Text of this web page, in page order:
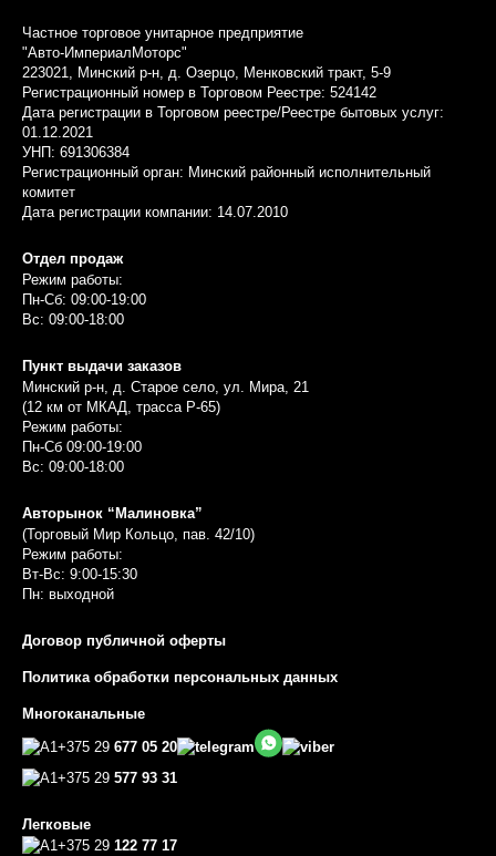
Частное торговое унитарное предприятие
"Авто-ИмпериалМоторс"
223021, Минский р-н, д. Озерцо, Менковский тракт, 5-9
Регистрационный номер в Торговом Реестре: 524142
Дата регистрации в Торговом реестре/Реестре бытовых услуг:
01.12.2021
УНП: 691306384
Регистрационный орган: Минский районный исполнительный
комитет
Дата регистрации компании: 14.07.2010
Отдел продаж
Режим работы:
Пн-Сб: 09:00-19:00
Вс: 09:00-18:00
Пункт выдачи заказов
Минский р-н, д. Старое село, ул. Мира, 21
(12 км от МКАД, трасса P-65)
Режим работы:
Пн-Сб 09:00-19:00
Вс: 09:00-18:00
Авторынок “Малиновка”
(Торговый Мир Кольцо, пав. 42/10)
Режим работы:
Вт-Вс: 9:00-15:30
Пн: выходной
Договор публичной оферты
Политика обработки персональных данных
Многоканальные
+375 29 677 05 20
+375 29 577 93 31
Легковые
+375 29 122 77 17